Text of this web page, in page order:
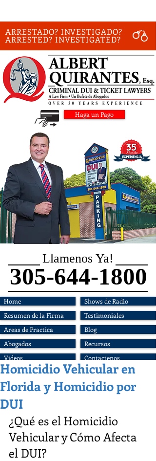
ARRESTADO? INVESTIGADO?
ARRESTED? INVESTIGATED?
Haga un Pago
Llamenos Ya!
305-644-1800
Home
Resumen de la Firma
Areas de Practica
Abogados
Videos
Shows de Radio
Testimoniales
Blog
Recursos
Contactenos
Homicidio Vehicular en
Florida y Homicidio por
DUI
¿Qué es el Homicidio
Vehicular y Cómo Afecta
el DUI?